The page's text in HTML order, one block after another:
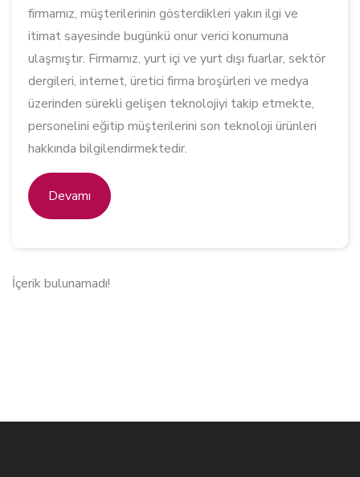
firmamız, müşterilerinin gösterdikleri yakın ilgi ve
itimat sayesinde bugünkü onur verici konumuna
ulaşmıştır. Firmamız, yurt içi ve yurt dışı fuarlar, sektör
dergileri, internet, üretici firma broşürleri ve medya
üzerinden sürekli gelişen teknolojiyi takip etmekte,
personelini eğitip müşterilerini son teknoloji ürünleri
hakkında bilgilendirmektedir.
Devamı
İçerik bulunamadı!